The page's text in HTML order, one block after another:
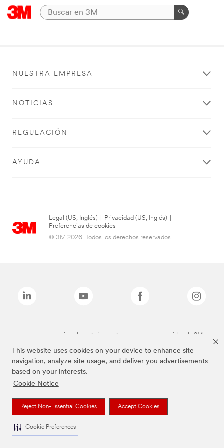
This website uses cookies on your device to enhance site
navigation, analyze site usage, and deliver you advertisements
based on your interests.
Cookie Notice
Reject Non-Essential Cookies Accept Cookies
Cookie Preferences
NUESTRA EMPRESA
NOTICIAS
REGULACIÓN
AYUDA
Legal (US, Inglés) Privacidad (US, Inglés)
Preferencias de cookies
© 3M 2026. Todos los derechos reservados..
Las marcas mencionadas anteriormente son marcas comerciales de 3M.